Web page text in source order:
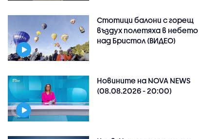
Стотици балони с горещ
въздух полетяха в небето
над Бристол (ВИДЕО)
Новините на NOVA NEWS
(08.08.2026 - 20:00)